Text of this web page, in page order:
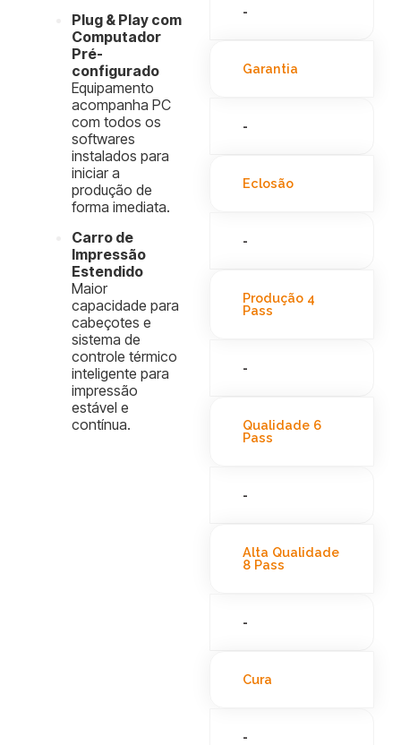
Plug & Play com
Computador
Pré-
configurado
Equipamento
acompanha PC
com todos os
softwares
instalados para
iniciar a
produção de
forma imediata.
Carro de
Impressão
Estendido
Maior
capacidade para
cabeçotes e
sistema de
controle térmico
inteligente para
impressão
estável e
contínua.
-
Garantia
-
Eclosão
-
Produção 4
Pass
-
Qualidade 6
Pass
-
Alta Qualidade
8 Pass
-
Cura
-